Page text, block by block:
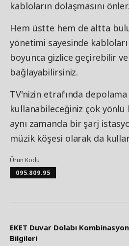
kabloların dolaşmasını önler.
Hem üstte hem de altta
yönetimi sayesinde
boyunca gizlice geçirebilir
bağlayabilirsiniz.
TV'nizin etrafında
kullanabileceğiniz çok yönlü
aynı zamanda bir şarj
müzik köşesi olarak da
Ürün Kodu
095.809.95
EKET Duvar Dolabı
Bilgileri